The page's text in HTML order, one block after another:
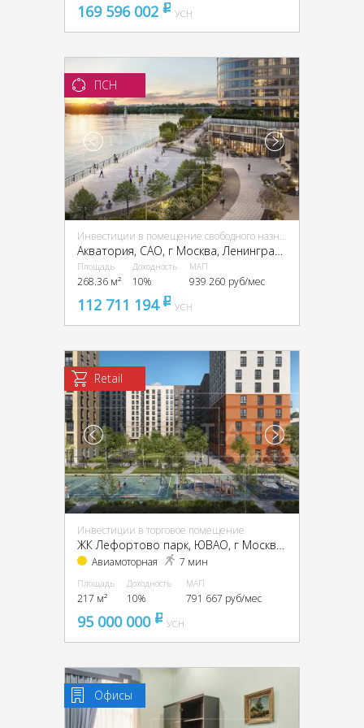
169 596 002 pуб
УСН
ПСН
Инвестиции в помещение свободного назначения (ПСН)
Акватория, CАО, г Москва, Ленинградское ш., 69
Площадь
268.36 м²
Доходность
10%
МАП
939 260 руб/мес
112 711 194 pуб
УСН
Retail
Инвестиции в торговое помещение
Авиамоторная 7 мин
Площадь
217 м²
Доходность
10%
МАП
791 667 руб/мес
95 000 000 pуб
УСН
Офисы